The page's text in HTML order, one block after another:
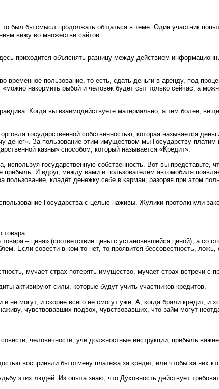
был бы смысл продолжать общаться в теме. Один участник
вижу во множестве сайтов.
приходится объяснять разницу между действием
временное пользование, то есть, сдать деньги в аренду, под
накормить рыбой и человек будет сыт только сейчас, а
Когда вы взаимодействуете материально, а тем более,
государственной собственностью, которая называется
денег». За пользование этим имуществом мы Государству
казны» способом, который называется «Кредит».
используя государственную собственность. Вот вы
прибыль. И вдруг, между вами и пользователем автомобиля
кладёт денежку себе в карман, разоряя при этом
Государства с целью наживы. Жулики протолкнули
товара.
– цена» (соответствие цены с установившейся ценой), а со
Если совести в ком то нет, то проявится бессовестность,
мучает страх потерять имущество, мучает страх встречи с
активируют силы, которые будут учить участников кредитов.
не могут, и скорее всего не смогут уже. А, когда брали кредит, и
чувствовавших подвох, чувствовавших, что займ могут
человечности, учи должностные инструкции, прибыль
восприняли бы отмену платежа за кредит, или чтобы за них
этих людей. Из опыта знаю, что Духовность действует